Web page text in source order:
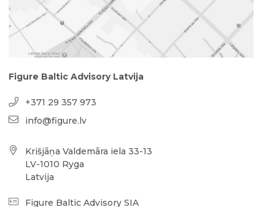
Figure Baltic Advisory Latvija
+371 29 357 973
info@figure.lv
Krišjāņa Valdemāra iela 33-13
LV-1010 Ryga
Latvija
Figure Baltic Advisory SIA